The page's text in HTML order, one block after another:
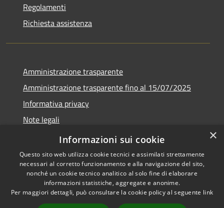
Regolamenti
Richiesta assistenza
Amministrazione trasparente
Amministrazione trasparente fino al 15/07/2025
Informativa privacy
Note legali
Dichiarazione di accessibilità
Accessibilità
Copyright © 2026 • Comune di
Bellusco • Powered by
×
Informazioni sui cookie
Questo sito web utilizza cookie tecnici e assimilati strettamente
necessari al corretto funzionamento e alla navigazione del sito,
nonché un cookie tecnico analitico al solo fine di elaborare
informazioni statistiche, aggregate e anonime.
Per maggiori dettagli, può consultare la cookie policy al seguente link